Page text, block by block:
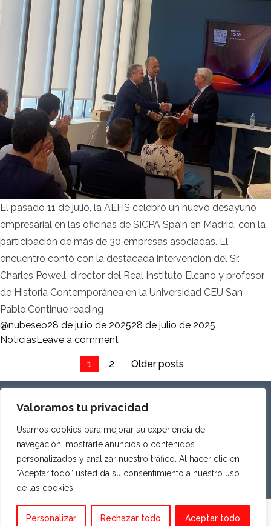
Valoramos tu privacidad
Usamos cookies para mejorar su experiencia de
navegación, mostrarle anuncios o contenidos
personalizados y analizar nuestro tráfico. Al hacer clic en
“Aceptar todo” usted da su consentimiento a nuestro uso
de las cookies.
Personalizar Rechazar todo Aceptar todo
El pasado 11 de julio, la AEHS celebró un nuevo desayuno
empresarial en las oficinas de SICPA Spain en Madrid, con la
participación de más de 30 empresas asociadas. El
encuentro contó con la destacada intervención del Sr.
Charles Powell, director del Real Instituto Elcano y profesor
de Historia Contemporánea en la Universidad CEU San
Pablo.Continue reading
Posted by
@nubeseo28 de julio de 202528 de julio de 2025
Notícias Leave a commenton Desayuno empresarial en
Paginación
1 2 Older posts
PRIVACIDAD Y AVISO LEGAL
COOKIES